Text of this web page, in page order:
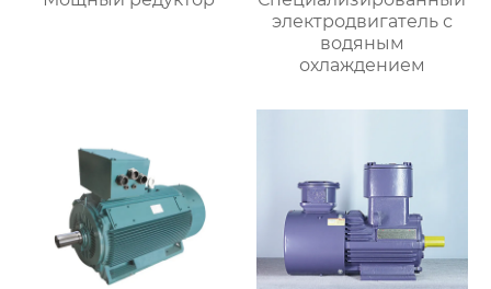
электродвигатель с
водяным
охлаждением